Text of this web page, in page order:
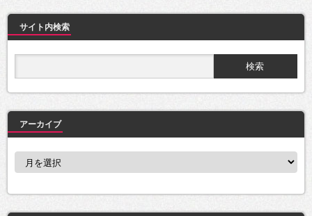
サイト内検索
アーカイブ
ア
ブ